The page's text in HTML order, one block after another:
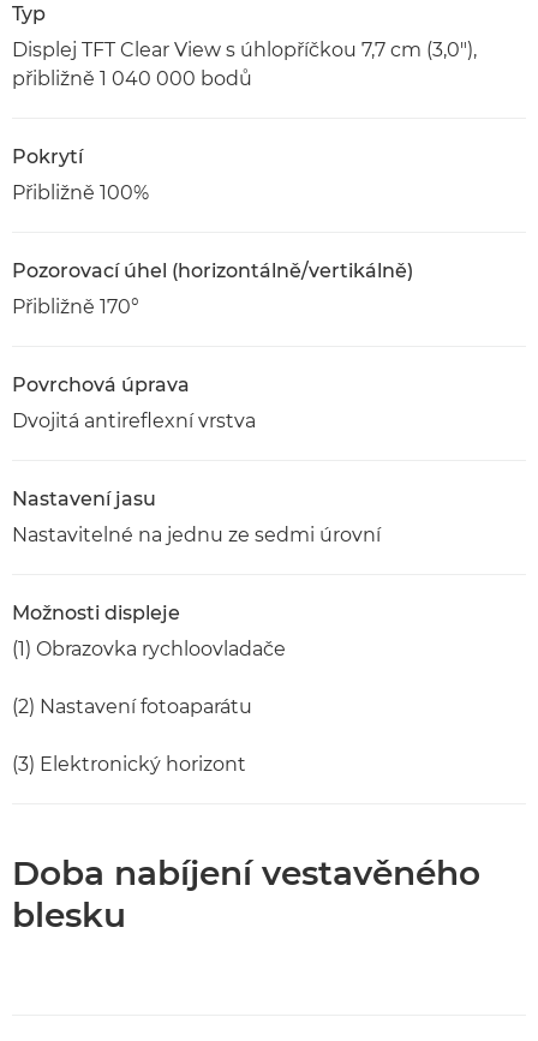
Typ
Displej TFT Clear View s úhlopříčkou 7,7 cm (3,0"),
přibližně 1 040 000 bodů
Pokrytí
Přibližně 100%
Pozorovací úhel (horizontálně/vertikálně)
Přibližně 170°
Povrchová úprava
Dvojitá antireflexní vrstva
Nastavení jasu
Nastavitelné na jednu ze sedmi úrovní
Možnosti displeje
(1) Obrazovka rychloovladače
(2) Nastavení fotoaparátu
(3) Elektronický horizont
Doba nabíjení vestavěného
blesku